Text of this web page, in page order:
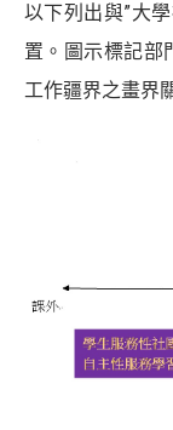
以下列出與”大
置。圖示標記部
工作疆界之畫界